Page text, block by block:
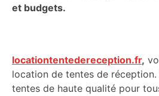
et budgets.
locationtentedereception.fr,
location de tentes de
tentes de haute qualité pour